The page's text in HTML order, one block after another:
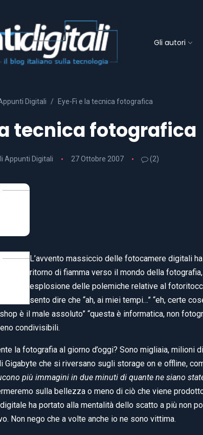
Gli autori
Digitali Eye-Fi e la tecnica fotografica
tecnica fotografica
Appunti Digitali 27 Ottobre 2007 (2)
L’avvento massiccio delle fotocamere digitali
ritorno di fiamma verso il mondo della fotografia,
esplosione delle polemiche relative al
sento dire che “ah, ai miei tempi…” “eh, certe
è il male assoluto” “questa è informatica, non
condivisibili.
la fotografia al giorno d’oggi? Sono migliaia, milioni
Gigabyte che si riversano sugli storage on e offline,
più immagini in due minuti di quante ne siano
sulla bellezza o meno di ciò che viene
ha portato alla mentalità dello scatto a più non
Non nego che a volte anche io ne sono vittima.